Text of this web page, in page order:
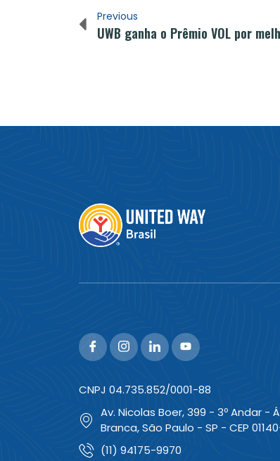
Previous
CNPJ 04.735.852/0001-88
Av. Nicolas Boer, 399 - 3º Andar -
Branca, São Paulo - SP - CEP
(11) 94175-9970